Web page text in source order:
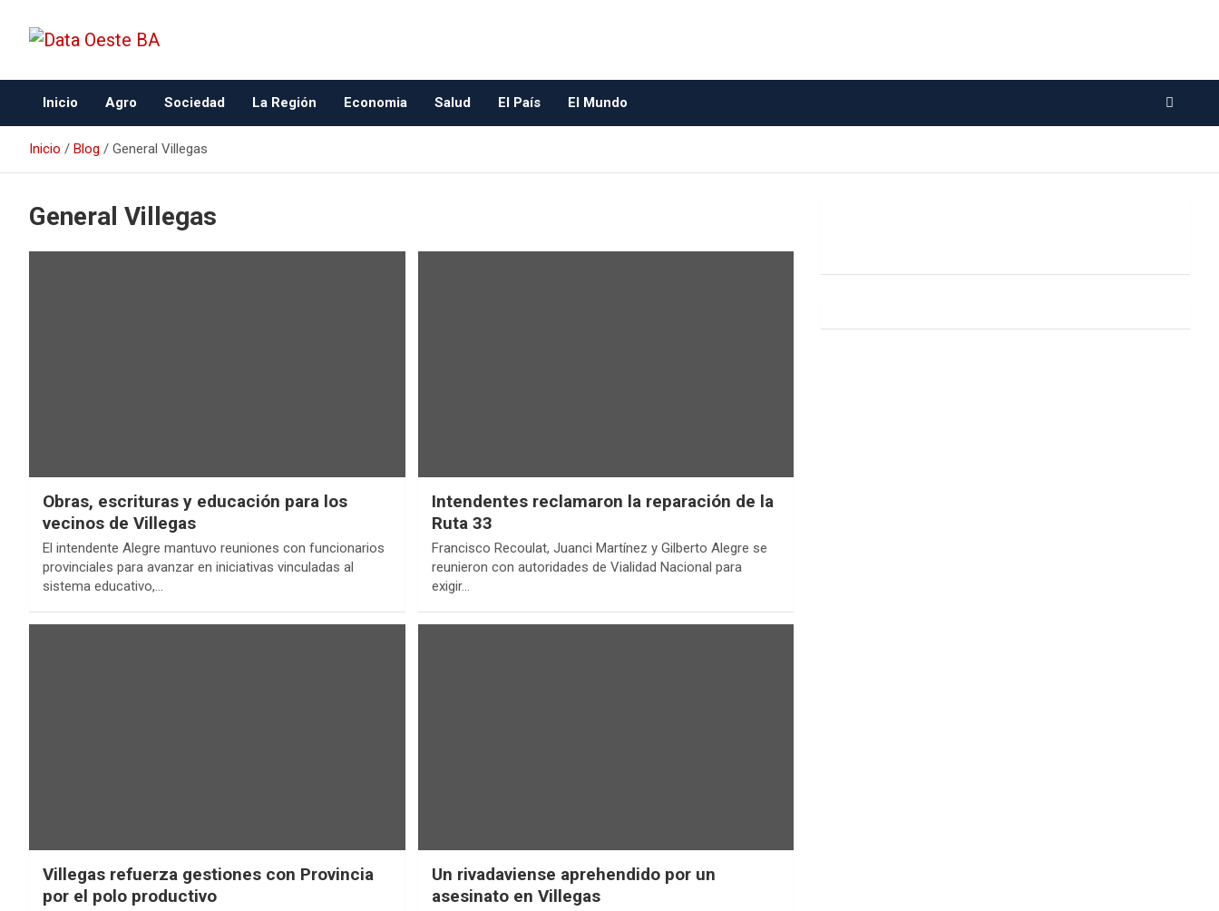
Data Oeste BA
Inicio Agro Sociedad La Región Economia Salud El País El Mundo
Inicio Blog General Villegas
General Villegas
Obras, escrituras y educación para los
vecinos de Villegas
El intendente Alegre mantuvo reuniones con funcionarios
provinciales para avanzar en iniciativas vinculadas al
sistema educativo,…
Intendentes reclamaron la reparación de la
Ruta 33
Francisco Recoulat, Juanci Martínez y Gilberto Alegre se
reunieron con autoridades de Vialidad Nacional para
exigir…
Villegas refuerza gestiones con Provincia
por el polo productivo
Un rivadaviense aprehendido por un
asesinato en Villegas